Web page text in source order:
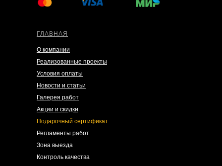
ГЛАВНАЯ
О компании
Реализованные проекты
Условия оплаты
Новости и статьи
Галерея работ
Акции и скидки
Подарочный сертификат
Регламенты работ
Зона выезда
Контроль качества